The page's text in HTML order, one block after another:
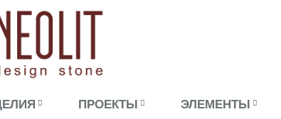
ПРОЕКТЫ ЭЛЕМЕНТЫ